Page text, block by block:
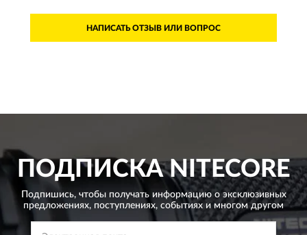
НАПИСАТЬ ОТЗЫВ ИЛИ ВОПРОС
ПОДПИСКАNITECORE
Подпишись, чтобы получать информацию о эксклюзивных
предложениях, поступлениях, событиях и многом другом